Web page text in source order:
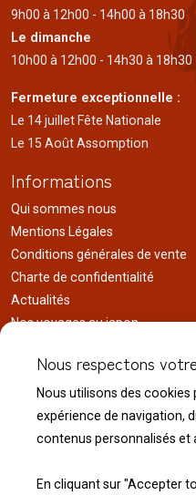
9h00 à 12h00 - 14h00 à 18h30
Le dimanche
10h00 à 12h00 - 14h30 à 18h30
Fermeture exceptionnelle :
Le 14 juillet Fête Nationale
Le 15 Août Assomption
Informations
Qui sommes nous
Mentions Légales
Conditions générales de vente
Charte de confidentialité
Actualités
Nos voyages au japon
Liens utiles
Service client
Nous contacter
Modalité de retour
Nous respectons
Nous utilisons des
expérience de navigation,
contenus personnalisés et
En cliquant sur "Accepter